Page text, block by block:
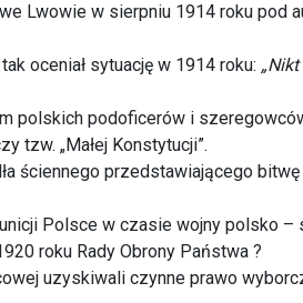
Lwowie w sierpniu 1914 roku pod
oceniał sytuację w 1914 roku:
polskich podoficerów i
tzw. „Małej Konstytucji”.
ściennego przedstawiającego
Polsce w czasie wojny polsko –
roku Rady Obrony Państwa ?
uzyskiwali czynne prawo